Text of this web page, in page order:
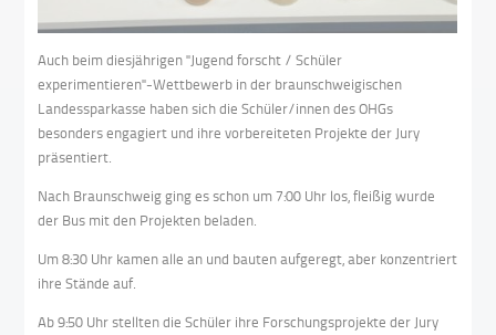
Auch beim diesjährigen "Jugend forscht / Schüler
experimentieren"-Wettbewerb in der braunschweigischen
Landessparkasse haben sich die Schüler/innen des OHGs
besonders engagiert und ihre vorbereiteten Projekte der Jury
präsentiert.
Nach Braunschweig ging es schon um 7:00 Uhr los, fleißig wurde
der Bus mit den Projekten beladen.
Um 8:30 Uhr kamen alle an und bauten aufgeregt, aber konzentriert
ihre Stände auf.
Ab 9:50 Uhr stellten die Schüler ihre Forschungsprojekte der Jury